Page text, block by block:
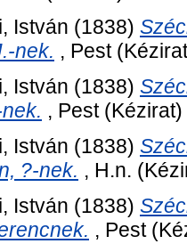
István (1838)
nek. , Pest
István (1838)
, Pest (Kézirat)
István (1838)
?-nek. , H.n.
István (1838)
, Pest